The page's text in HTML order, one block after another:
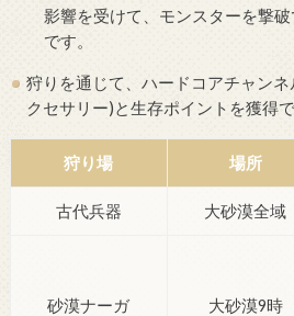
影響を受けて、モンスターを撃
です。
狩りを通じて、ハードコアチャン
クセサリー)と生存ポイントを獲得で
狩り場 場所
古代兵器 大砂漠全域
砂漠ナーガ 大砂漠9時